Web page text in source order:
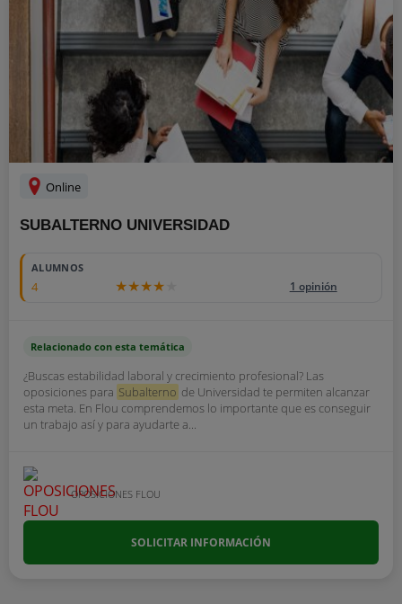
Online
SUBALTERNO UNIVERSIDAD
ALUMNOS
4 1 opinión
Relacionado con esta temática
¿Buscas estabilidad laboral y crecimiento profesional? Las
oposiciones para Subalterno de Universidad te permiten alcanzar
esta meta. En Flou comprendemos lo importante que es conseguir
un trabajo así y para ayudarte a...
OPOSICIONES FLOU
SOLICITAR INFORMACIÓN